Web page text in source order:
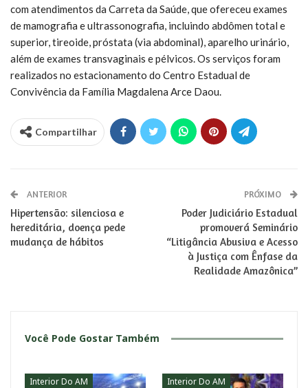
com atendimentos da Carreta da Saúde, que ofereceu exames
de mamografia e ultrassonografia, incluindo abdômen total e
superior, tireoide, próstata (via abdominal), aparelho urinário,
além de exames transvaginais e pélvicos. Os serviços foram
realizados no estacionamento do Centro Estadual de
Convivência da Família Magdalena Arce Daou.
Compartilhar
ANTERIOR
Hipertensão: silenciosa e
hereditária, doença pede
mudança de hábitos
PRÓXIMO
Poder Judiciário Estadual
promoverá Seminário
“Litigância Abusiva e Acesso
à Justiça com Ênfase da
Realidade Amazônica”
Você Pode Gostar Também
Interior Do AM Interior Do AM